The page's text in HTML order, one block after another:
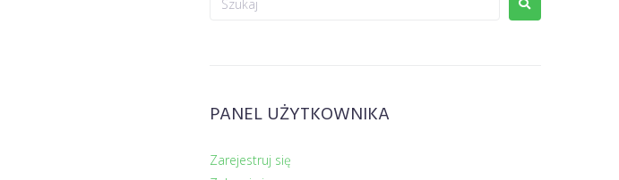
PANEL UŻYTKOWNIKA
Zarejestruj się